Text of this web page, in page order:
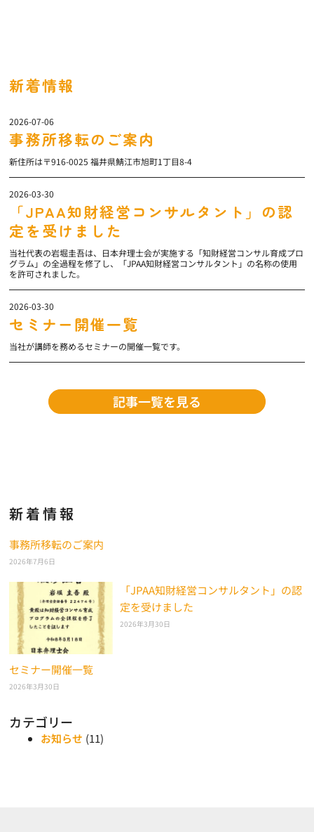
新着情報
2026-07-06
事務所移転のご案内
新住所は〒916-0025 福井県鯖江市旭町1丁目8-4
2026-03-30
「JPAA知財経営コンサルタント」の認
定を受けました
当社代表の岩堀圭吾は、日本弁理士会が実施する「知財経営コンサル育成プロ
グラム」の全過程を修了し、「JPAA知財経営コンサルタント」の名称の使用
を許可されました。
2026-03-30
セミナー開催一覧
当社が講師を務めるセミナーの開催一覧です。
記事一覧を見る
新着情報
事務所移転のご案内
2026年7月6日
「JPAA知財経営コンサルタント」の認
定を受けました
2026年3月30日
セミナー開催一覧
2026年3月30日
カテゴリー
お知らせ (11)